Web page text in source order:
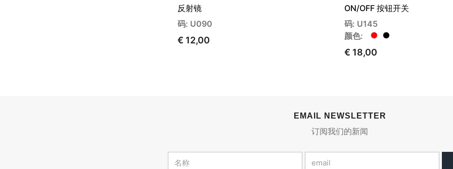
反射镜
码: U090
€ 12,00
ON/OFF 按钮开关
码: U145
颜色:
€ 18,00
EMAIL NEWSLETTER
订阅我们的新闻